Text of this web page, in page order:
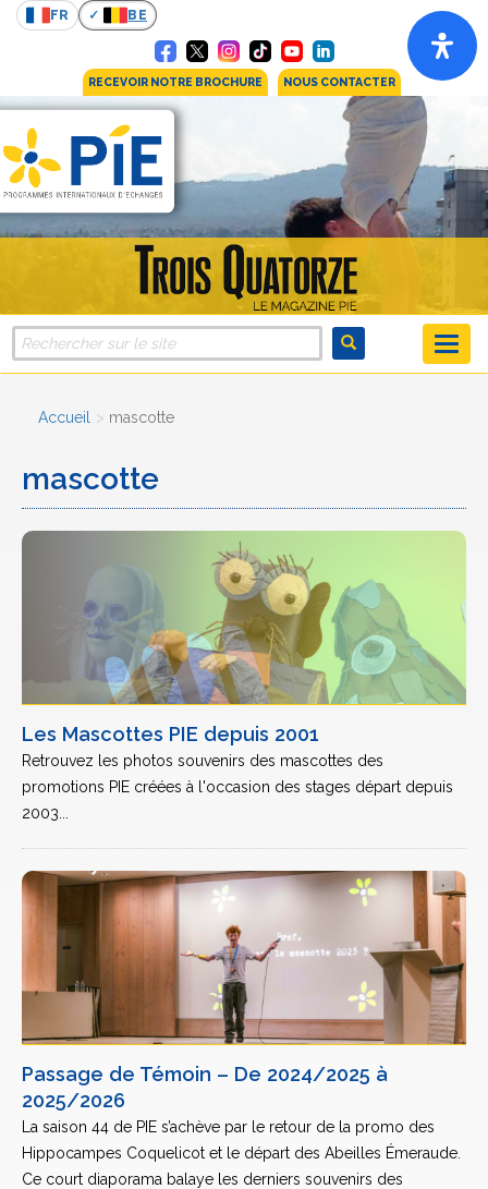
FR BE
RECEVOIR NOTRE BROCHURE NOUS CONTACTER
Accueil mascotte
mascotte
Les Mascottes PIE depuis 2001
Retrouvez les photos souvenirs des mascottes des
promotions PIE créées à l'occasion des stages départ depuis
2003...
Passage de Témoin – De 2024/2025 à
2025/2026
La saison 44 de PIE s’achève par le retour de la promo des
Hippocampes Coquelicot et le départ des Abeilles Émeraude.
Ce court diaporama balaye les derniers souvenirs des